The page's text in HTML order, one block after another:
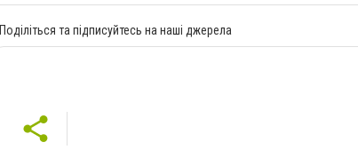
Поділіться та підписуйтесь на наші джерела